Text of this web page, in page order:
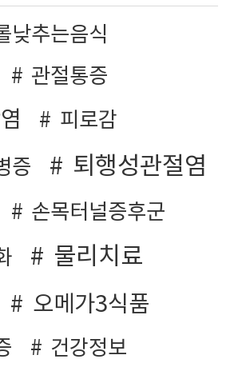
낮추는음식
관절통증
피로감
증
퇴행성관절염
손목터널증후군
물리치료
오메가3식품
건강정보